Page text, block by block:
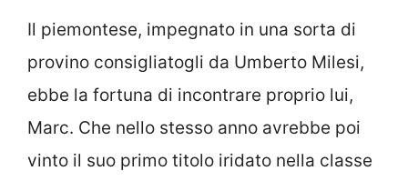
Il piemontese, impegnato in una sorta di
provino consigliatogli da Umberto Milesi,
ebbe la fortuna di incontrare proprio lui,
Marc. Che nello stesso anno avrebbe poi
vinto il suo primo titolo iridato nella classe